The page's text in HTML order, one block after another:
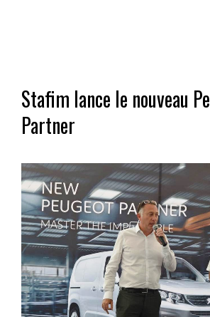
Stafim lance le nouveau
Partner